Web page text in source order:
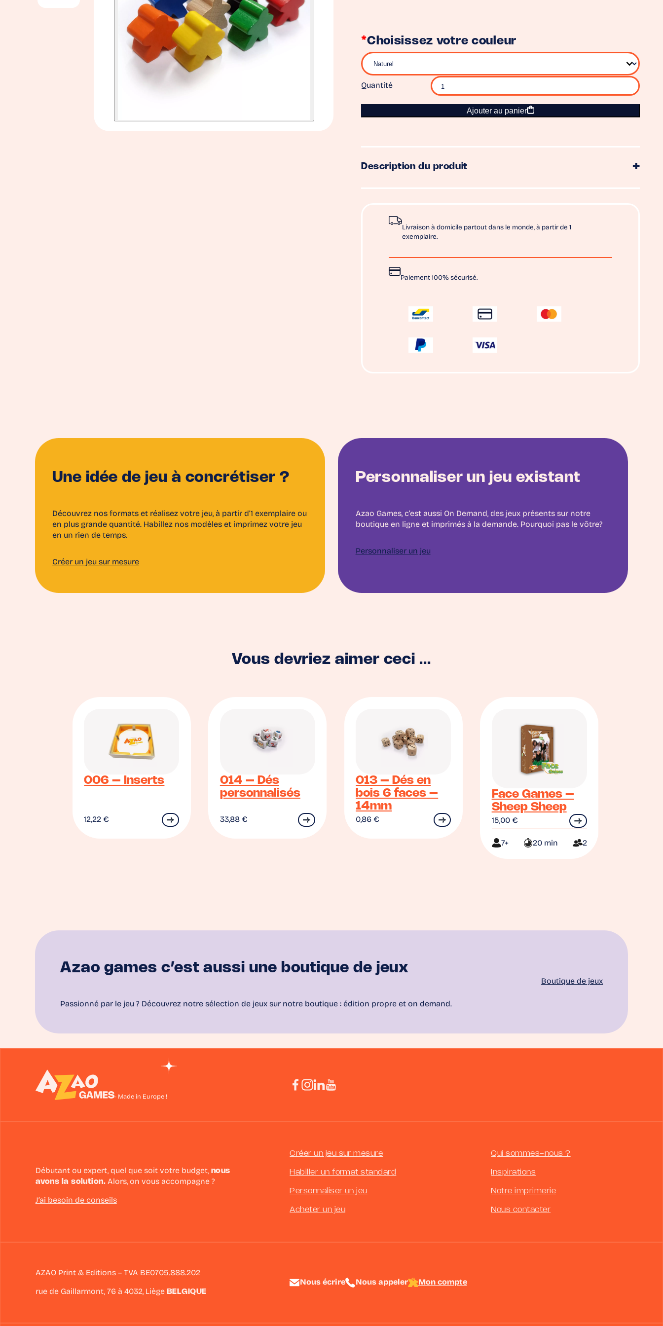
*Choisissez votre couleur
Quantité
Ajouter au panier
Description du produit
Livraison à domicile partout dans le monde, à partir de 1
exemplaire.
Paiement 100% sécurisé.
Une idée de jeu à concrétiser ?
Découvrez nos formats et réalisez votre jeu, à partir d’1 exemplaire ou
en plus grande quantité. Habillez nos modèles et imprimez votre jeu
en un rien de temps.
Créer un jeu sur mesure
Personnaliser un jeu existant
Azao Games, c’est aussi On Demand, des jeux présents sur notre
boutique en ligne et imprimés à la demande. Pourquoi pas le vôtre?
Personnaliser un jeu
Vous devriez aimer ceci ...
006 – Inserts
12,22€
014 – Dés
personnalisés
33,88 €
013 – Dés en
bois 6 faces –
14mm
0,86€
Face Games –
Sheep Sheep
15,00 €
7+ 20 min 2
Azao games c’est aussi une boutique de jeux
Passionné par le jeu ? Découvrez notre sélection de jeux sur notre boutique : édition propre et on demand.
Boutique de jeux
- Made in Europe !
Débutant ou expert, quel que soit votre budget, nous
avons la solution. Alors, on vous accompagne ?
J’ai besoin de conseils
Créer un jeu sur mesure Qui sommes-nous ?
Habiller un format standard Inspirations
Personnaliser un jeu Notre imprimerie
Acheter un jeu Nous contacter
AZAO Print & Editions – TVA BE0705.888.202
rue de Gaillarmont, 76 à 4032, Liège BELGIQUE
Nous écrire Nous appeler Mon compte